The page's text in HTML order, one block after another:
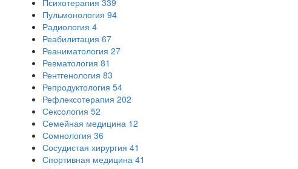
Пульмонология 94
Радиология 4
Реабилитация 67
Реаниматология 27
Ревматология 81
Рентгенология 83
Репродуктология 54
Рефлексотерапия 202
Сексология 52
Семейная медицина 12
Сомнология 36
Сосудистая хирургия 41
Спортивная медицина 41